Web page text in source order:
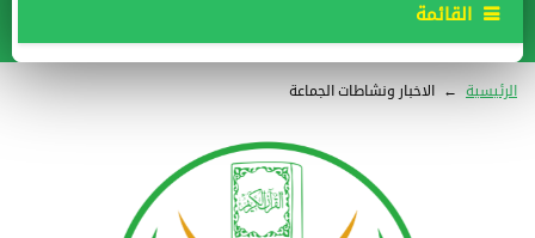
القائمة
الرئيسية ← الاخبار ونشاطات الجماعة